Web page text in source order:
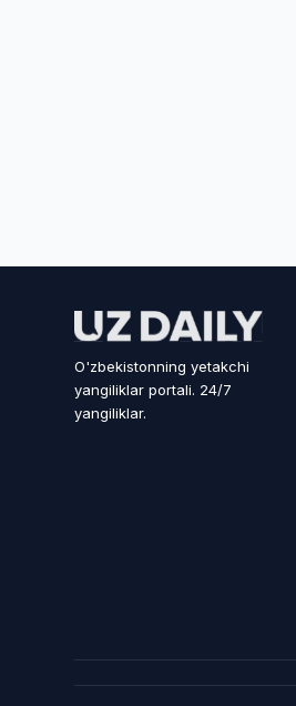
O'zbekistonning yetakchi
yangiliklar portali. 24/7
yangiliklar.